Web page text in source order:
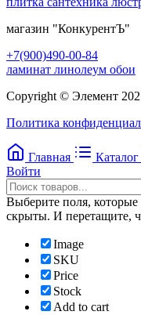
магазин "КонкурентЪ"
+7(900)490-00-84
ламинат линолеум обои
Copyright © Элемент
Политика
Главная Каталог
Войти
Выберите поля, которые
скрыты. И перетащите,
Image
SKU
Price
Stock
Add to cart